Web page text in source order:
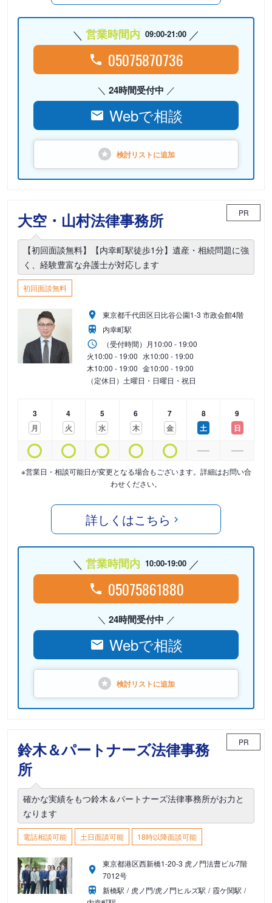
営業時間内 09:00-21:00
05075870736
24時間受付中
Webで相談
検討リストに追加
大空・山村法律事務所 PR
【初回面談無料】【内幸町駅徒歩1分】遺産・相続問題に強
く、経験豊富な弁護士が対応します
初回面談無料
東京都千代田区日比谷公園1-3 市政会館4階
内幸町駅
（受付時間） 月10:00 - 19:00
火10:00 - 19:00 水10:00 - 19:00
木10:00 - 19:00 金10:00 - 19:00
（定休日）土曜日・日曜日・祝日
3
月
4
火
5
水
6
木
7
金
8
土
9
日
※営業日・相談可能日が変更となる場合もございます。詳細はお問い合
わせください。
詳しくはこちら
営業時間内 10:00-19:00
05075861880
24時間受付中
Webで相談
検討リストに追加
鈴木＆パートナーズ法律事務
所
PR
確かな実績をもつ鈴木＆パートナーズ法律事務所がお力と
なります
電話相談可能 土日面談可能 18時以降面談可能
東京都港区西新橋1-20-3 虎ノ門法曹ビル7階
7012号
新橋駅
虎ノ門/虎ノ門ヒルズ駅
霞ケ関駅